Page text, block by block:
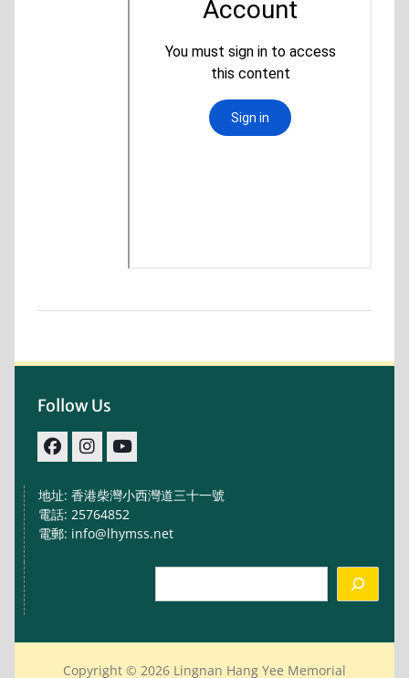
Follow Us
地址: 香港柴灣小西灣道三十一號
電話: 25764852
電郵: info@lhymss.net
Copyright © 2026 Lingnan Hang Yee Memorial